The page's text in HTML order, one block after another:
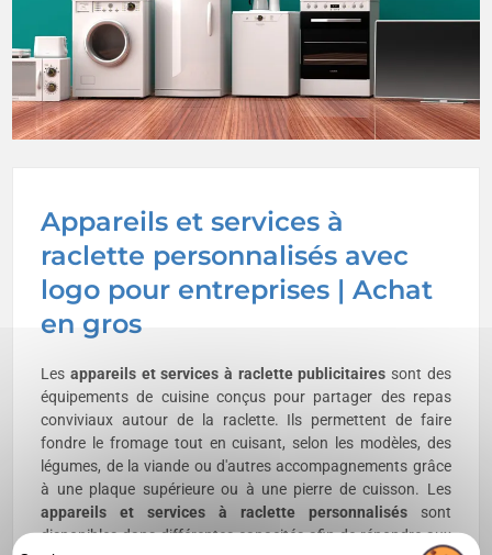
Appareils et services à
raclette personnalisés avec
logo pour entreprises | Achat
en gros
Les appareils et services à raclette publicitaires sont des
équipements de cuisine conçus pour partager des repas
conviviaux autour de la raclette. Ils permettent de faire
fondre le fromage tout en cuisant, selon les modèles, des
légumes, de la viande ou d'autres accompagnements grâce
à une plaque supérieure ou à une pierre de cuisson. Les
appareils et services à raclette personnaliséssont
disponibles dans différentes capacités afin de répondre aux